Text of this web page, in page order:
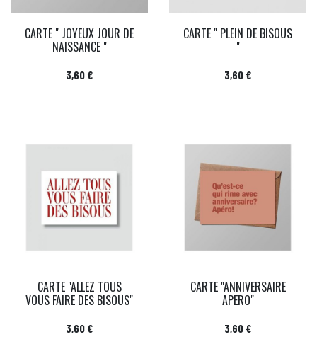
CARTE " JOYEUX JOUR DE
NAISSANCE "
Prix
3,60 €
CARTE " PLEIN DE BISOUS
"
Prix
3,60 €
CARTE "ALLEZ TOUS
VOUS FAIRE DES BISOUS"
Prix
3,60 €
CARTE "ANNIVERSAIRE
APERO"
Prix
3,60 €